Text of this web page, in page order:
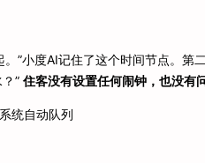
”小度AI记住了这个时间节点。
” 住客没有设置任何闹钟，也没有
统自动队列